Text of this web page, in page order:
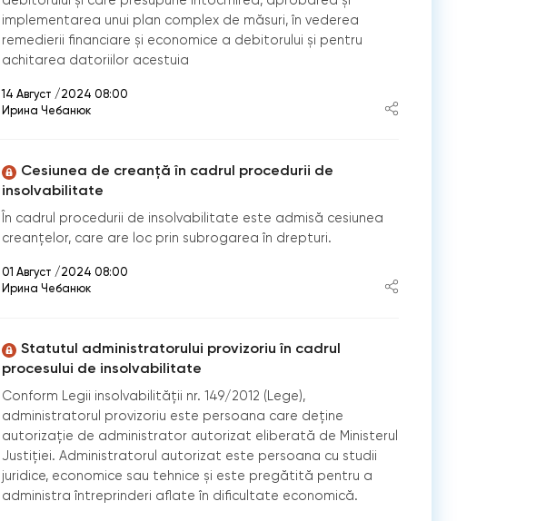
implementarea unui plan complex de măsuri, în vederea
remedierii financiare și economice a debitorului și pentru
achitarea datoriilor acestuia
14 Август /2024 08:00
Ирина Чебанюк
Cesiunea de creanță în cadrul procedurii de
insolvabilitate
În cadrul procedurii de insolvabilitate este admisă cesiunea
creanțelor, care are loc prin subrogarea în drepturi.
01 Август /2024 08:00
Ирина Чебанюк
Statutul administratorului provizoriu în cadrul
procesului de insolvabilitate
Conform Legii insolvabilității nr. 149/2012 (Lege),
administratorul provizoriu este persoana care deține
autorizație de administrator autorizat eliberată de Ministerul
Justiției. Administratorul autorizat este persoana cu studii
juridice, economice sau tehnice și este pregătită pentru a
administra întreprinderi aflate în dificultate economică.